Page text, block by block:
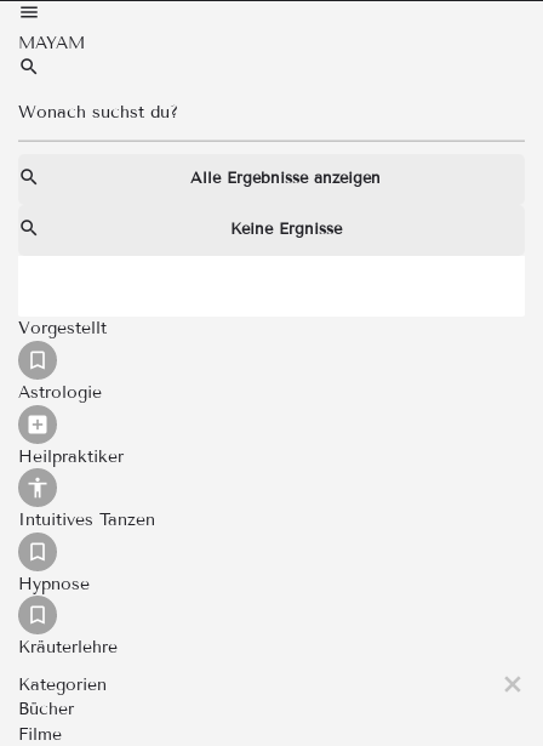
MAYAM
Alle Ergebnisse anzeigen
Keine Ergnisse
Vorgestellt
Astrologie
Heilpraktiker
Intuitives Tanzen
Hypnose
Kräuterlehre
Kategorien
Bücher
Filme